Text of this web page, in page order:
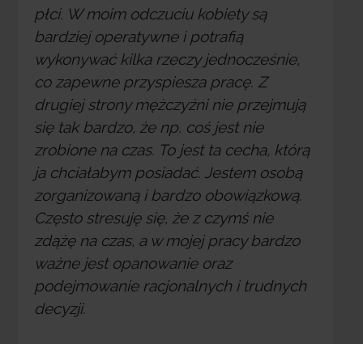
płci. W moim odczuciu kobiety są
bardziej operatywne i potrafią
wykonywać kilka rzeczy jednocześnie,
co zapewne przyspiesza pracę. Z
drugiej strony mężczyźni nie przejmują
się tak bardzo, że np. coś jest nie
zrobione na czas. To jest ta cecha, którą
ja chciałabym posiadać. Jestem osobą
zorganizowaną i bardzo obowiązkową.
Często stresuję się, że z czymś nie
zdążę na czas, a w mojej pracy bardzo
ważne jest opanowanie oraz
podejmowanie racjonalnych i trudnych
decyzji.